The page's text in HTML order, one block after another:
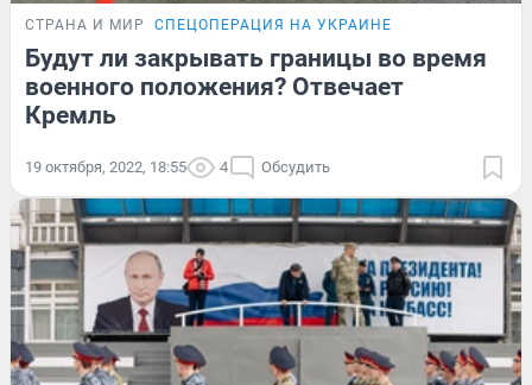
СТРАНА И МИР СПЕЦОПЕРАЦИЯ НА УКРАИНЕ
Будут ли закрывать границы во время
военного положения? Отвечает
Кремль
19 октября, 2022, 18:55 4 Обсудить